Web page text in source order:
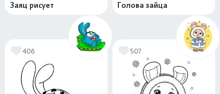
Заяц рисует Голова зайца
406 507